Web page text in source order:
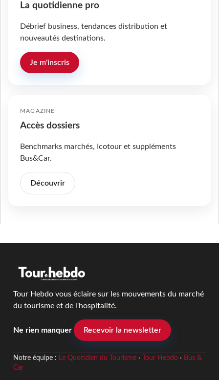
La quotidienne pro
Débrief business, tendances distribution et
nouveautés destinations.
Je m'inscris
MAGAZINE
Accès dossiers
Benchmarks marchés, Icotour et suppléments
Bus&Car.
Découvrir
Tour Hebdo vous éclaire sur les mouvements du marché
du tourisme et de l'hospitalité.
Ne rien manquer Recevoir la newsletter
Notre équipe : Le Quotidien du Tourisme· Tour Hebdo· Bus &
Car